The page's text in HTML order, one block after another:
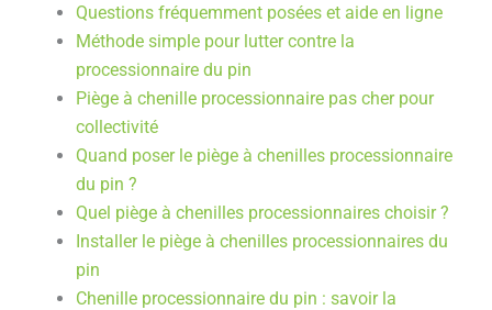
Questions fréquemment posées et aide en ligne
Méthode simple pour lutter contre la
processionnaire du pin
Piège à chenille processionnaire pas cher pour
collectivité
Quand poser le piège à chenilles processionnaire
du pin ?
Quel piège à chenilles processionnaires choisir ?
Installer le piège à chenilles processionnaires du
pin
Chenille processionnaire du pin : savoir la